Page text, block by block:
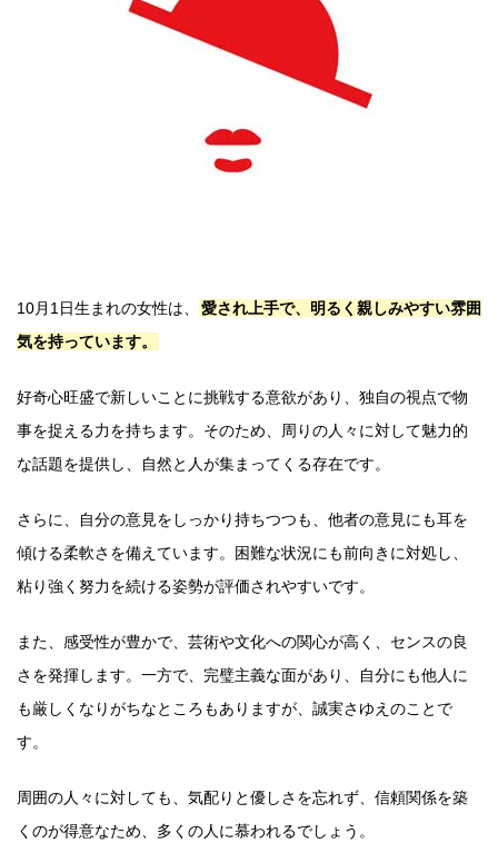
10月1日生まれの女性は、
愛され上手で、明るく親しみやすい雰囲
気を持っています。
好奇心旺盛で新しいことに挑戦する意欲があり、独自の視点で物
事を捉える力を持ちます。そのため、周りの人々に対して魅力的
な話題を提供し、自然と人が集まってくる存在です。
さらに、自分の意見をしっかり持ちつつも、他者の意見にも耳を
傾ける柔軟さを備えています。困難な状況にも前向きに対処し、
粘り強く努力を続ける姿勢が評価されやすいです。
また、感受性が豊かで、芸術や文化への関心が高く、センスの良
さを発揮します。一方で、完璧主義な面があり、自分にも他人に
も厳しくなりがちなところもありますが、誠実さゆえのことで
す。
周囲の人々に対しても、気配りと優しさを忘れず、信頼関係を築
くのが得意なため、多くの人に慕われるでしょう。